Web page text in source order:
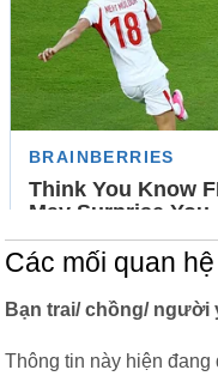
Các mối quan
Bạn trai/ chồng/ người
Thông tin này hiện đang